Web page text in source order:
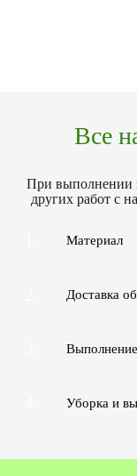
Все
При выполнении
других работ с
Материал
Доставка
Уборка и